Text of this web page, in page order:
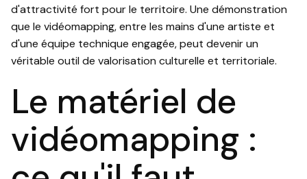
d'attractivité fort pour le territoire. Une démonstration
que le vidéomapping, entre les mains d'une artiste et
d'une équipe technique engagée, peut devenir un
véritable outil de valorisation culturelle et territoriale.
Le matériel de
vidéomapping :